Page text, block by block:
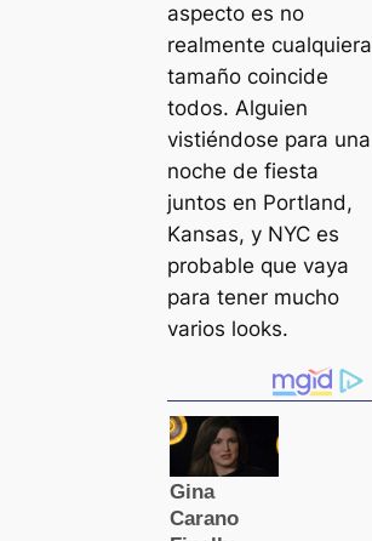
aspecto es no
realmente cualquiera
tamaño coincide
todos. Alguien
vistiéndose para una
noche de fiesta
juntos en Portland,
Kansas, y NYC es
probable que vaya
para tener mucho
varios looks.